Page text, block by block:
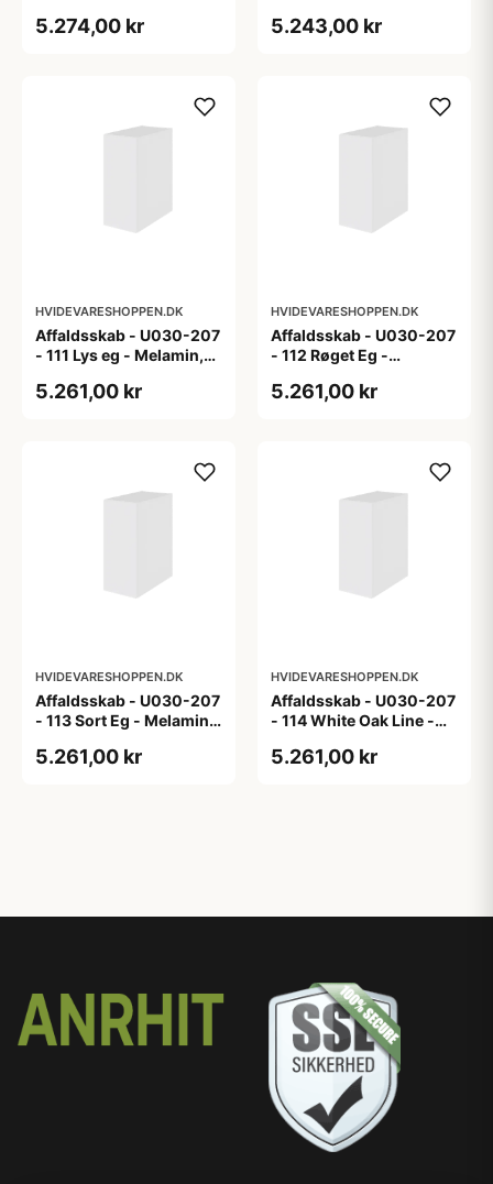
5.274,00 kr 5.243,00 kr
HVIDEVARESHOPPEN.DK
Affaldsskab - U030-207
- 111 Lys eg - Melamin,
5.261,00 kr
HVIDEVARESHOPPEN.DK
Affaldsskab - U030-207
- 112 Røget Eg -
5.261,00 kr
HVIDEVARESHOPPEN.DK
Affaldsskab - U030-207
- 113 Sort Eg - Melamin,
5.261,00 kr
HVIDEVARESHOPPEN.DK
Affaldsskab - U030-207
- 114 White Oak Line -
5.261,00 kr